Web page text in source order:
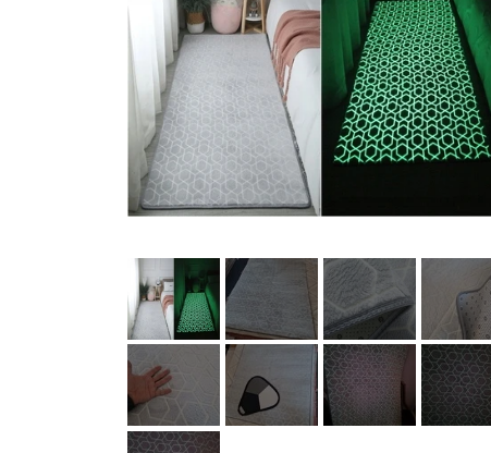
Photo print / billeder print / bestil
Baby og Barneutstyr
Barnevogne klapvogne og diverse
legetøj
Kontor og administration Hus
lys og